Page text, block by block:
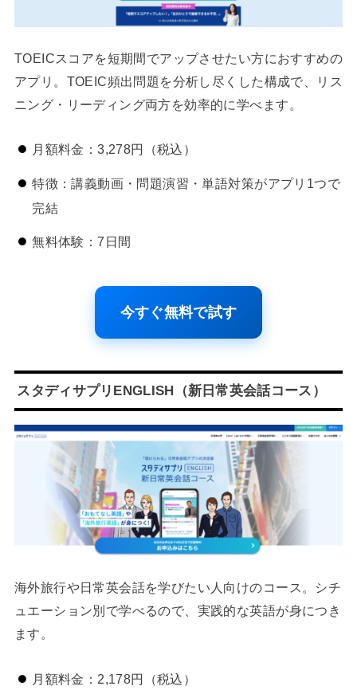
TOEICスコアを短期間でアップさせたい方におすすめの
アプリ。TOEIC頻出問題を分析し尽くした構成で、リス
ニング・リーディング両方を効率的に学べます。
月額料金：3,278円（税込）
特徴：講義動画・問題演習・単語対策がアプリ1つで
完結
無料体験：7日間
今すぐ無料で試す
スタディサプリENGLISH（新日常英会話コース）
海外旅行や日常英会話を学びたい人向けのコース。シチ
ュエーション別で学べるので、実践的な英語が身につき
ます。
月額料金：2,178円（税込）